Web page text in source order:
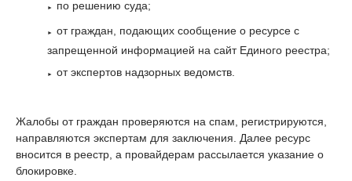
по решению суда;
от граждан, подающих сообщение о ресурсе с
запрещенной информацией на сайт Единого реестра;
от экспертов надзорных ведомств.
Жалобы от граждан проверяются на спам, регистрируются,
направляются экспертам для заключения. Далее ресурс
вносится в реестр, а провайдерам рассылается указание о
блокировке.